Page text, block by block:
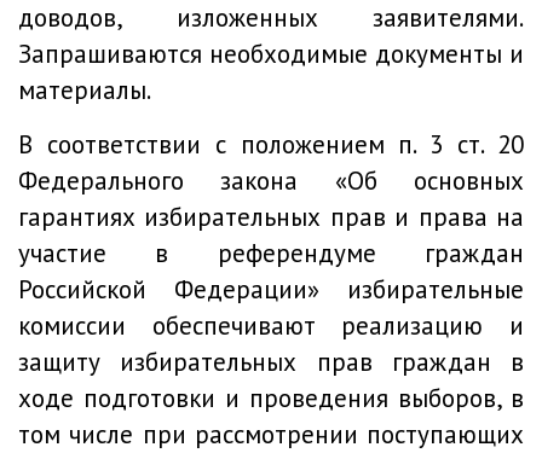
доводов, изложенных заявителями.
Запрашиваются необходимые документы и
материалы.
В соответствии с положением п. 3 ст. 20
Федерального закона «Об основных
гарантиях избирательных прав и права на
участие в референдуме граждан
Российской Федерации» избирательные
комиссии обеспечивают реализацию и
защиту избирательных прав граждан в
ходе подготовки и проведения выборов, в
том числе при рассмотрении поступающих